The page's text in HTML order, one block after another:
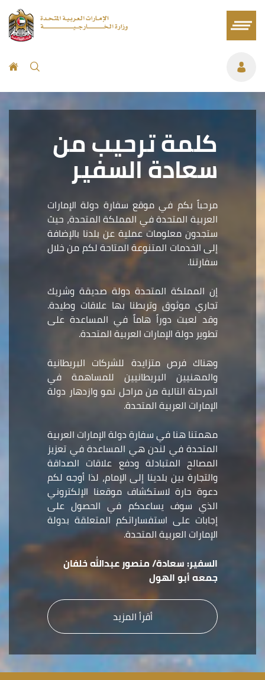
كلمة ترحيب من
سعادة السفير
مرحباً بكم في موقع سفارة دولة الإمارات
العربية المتحدة في المملكة المتحدة، حيث
ستجدون معلومات عملية عن بلدنا بالإضافة
إلى الخدمات المتنوعة المتاحة لكم من خلال
سفارتنا.
إن المملكة المتحدة دولة صديقة وشريك
تجاري موثوق وتربطنا بها علاقات وطيدة.
وقد لعبت دوراً هاماً في المساعدة على
تطوير دولة الإمارات العربية المتحدة.
وهناك فرص متزايدة للشركات البريطانية
والمهنيين البريطانيين للمساهمة في
المرحلة التالية من مراحل نمو وازدهار دولة
الإمارات العربية المتحدة.
مهمتنا هنا في سفارة دولة الإمارات العربية
المتحدة في لندن هي المساعدة في تعزيز
المصالح المتبادلة ودفع علاقات الصداقة
والتجارة بين بلدينا إلى الإمام، لذا أوجه لكم
دعوة حارة لاستكشاف موقعنا الإلكتروني
الذي سوف يساعدكم في الحصول على
إجابات على استفساراتكم المتعلقة بدولة
الإمارات العربية المتحدة.
السفير:سعادة/ منصور عبدالله خلفان
جمعه أبو الهول
أقرأ المزيد